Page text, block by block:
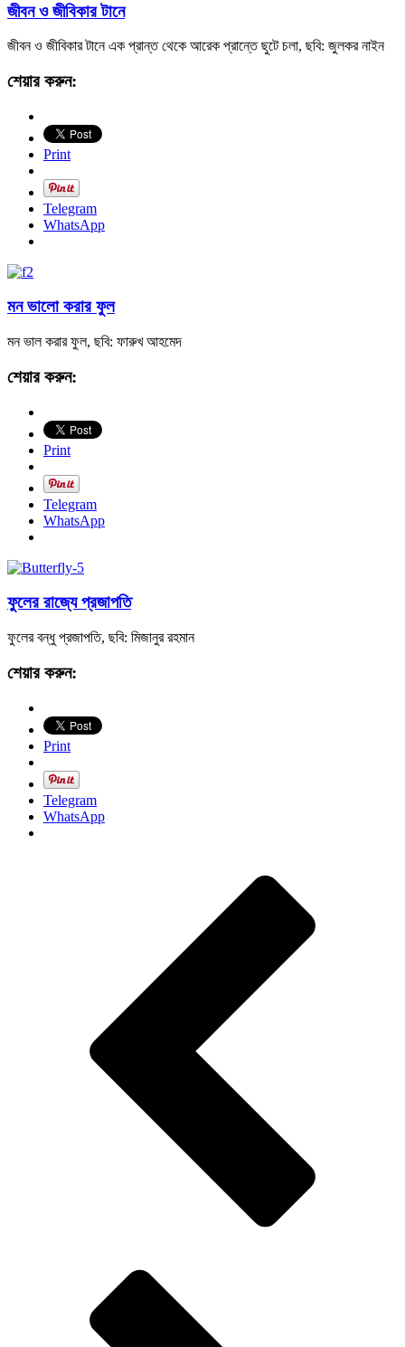
জীবন ও জীবিকার টানে
জীবন ও জীবিকার টানে এক প্রান্ত থেকে আরেক প্রান্তে ছুটে চলা, ছবি: জুলকর নাইন
শেয়ার করুন:
Print
Telegram
WhatsApp
মন ভালো করার ফুল
মন ভাল করার ফুল, ছবি: ফারুখ আহমেদ
শেয়ার করুন:
Print
Telegram
WhatsApp
ফুলের রাজ্যে প্রজাপতি
ফুলের বন্ধু প্রজাপতি, ছবি: মিজানুর রহমান
শেয়ার করুন:
Print
Telegram
WhatsApp